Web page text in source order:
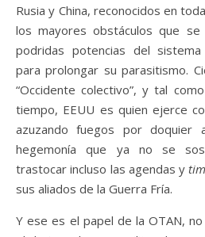
Rusia y China, reconocidos en
los mayores obstáculos que
podridas potencias del sistema
para prolongar su parasitismo.
“Occidente colectivo”, y tal
tiempo, EEUU es quien ejerce
azuzando fuegos por doquier
hegemonía que ya no se
trastocar incluso las agendas y
sus aliados de la Guerra Fría.
Y ese es el papel de la OTAN,